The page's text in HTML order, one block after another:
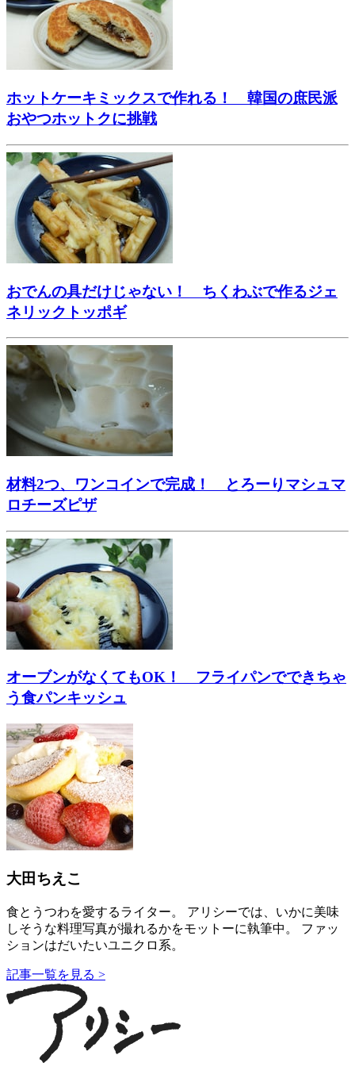
ホットケーキミックスで作れる！ 韓国の庶民派
おやつホットクに挑戦
おでんの具だけじゃない！ ちくわぶで作るジェ
ネリックトッポギ
材料2つ、ワンコインで完成！ とろーりマシュマ
ロチーズピザ
オーブンがなくてもOK！ フライパンでできちゃ
う食パンキッシュ
大田ちえこ
食とうつわを愛するライター。 アリシーでは、いかに美味
しそうな料理写真が撮れるかをモットーに執筆中。 ファッ
ションはだいたいユニクロ系。
記事一覧を見る >